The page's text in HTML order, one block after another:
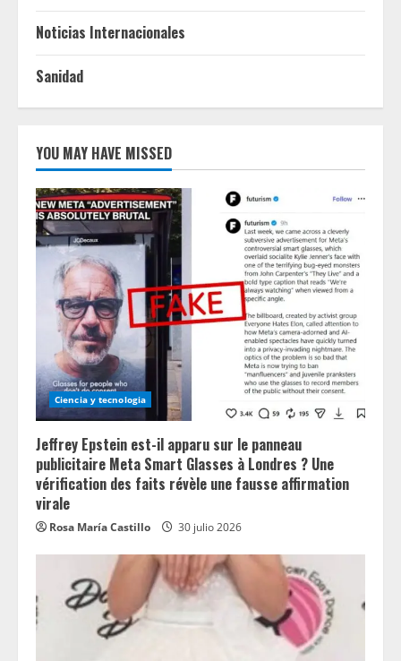
Noticias Internacionales
Sanidad
YOU MAY HAVE MISSED
Ciencia y tecnologia
Jeffrey Epstein est-il apparu sur le panneau
publicitaire Meta Smart Glasses à Londres ? Une
vérification des faits révèle une fausse affirmation
virale
Rosa María Castillo 30 julio 2026